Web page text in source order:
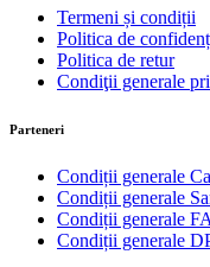
Termeni și condiții
Politica de
Politica de retur
Condiţii generale
Parteneri
Condiții generale
Condiții generale
Condiții generale
Condiții generale